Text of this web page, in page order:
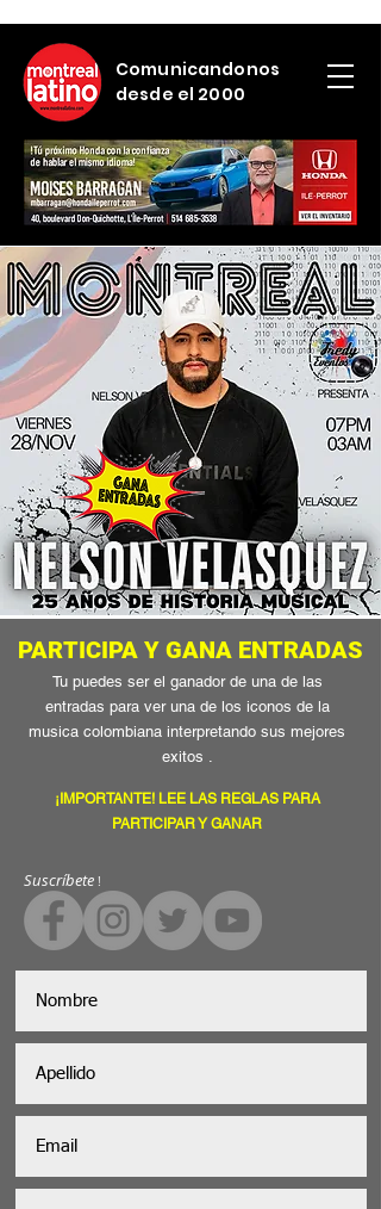
Comunicandonos
desde el 2000
PARTICIPA Y GANA ENTRADAS
Tu puedes ser el ganador de una de las
entradas para ver una de los iconos de la
musica colombiana interpretando sus mejores
exitos .
¡IMPORTANTE! LEE LAS REGLAS PARA
PARTICIPAR Y GANAR
Suscríbete !